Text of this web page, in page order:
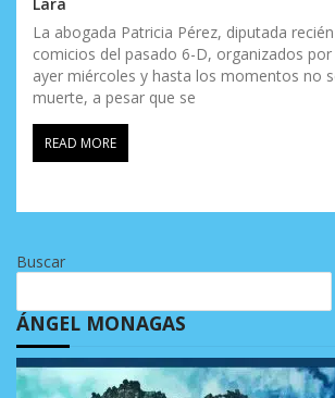
La abogada Patricia Pérez, diputada
comicios del pasado 6-D, organizados por
ayer miércoles y hasta los momentos no
muerte, a pesar que se
READ MORE
Buscar
ÁNGEL MONAGAS